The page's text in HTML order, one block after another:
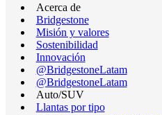
Acerca de
Bridgestone
Misión y valores
Sostenibilidad
Innovación
@BridgestoneLatam
@BridgestoneLatam
Auto/SUV
Llantas por tipo